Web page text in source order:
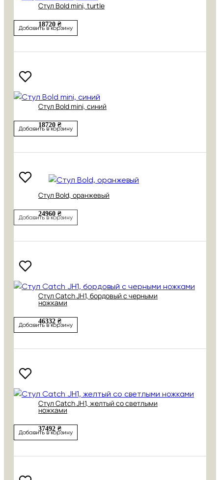
Стул Bold mini, turtle
18720 ₴
Добавить в корзину
Стул Bold mini, синий
18720 ₴
Добавить в корзину
Стул Bold, оранжевый
24960 ₴
Добавить в корзину
Стул Catch JH1, бордовый с черными
ножками
46332 ₴
Добавить в корзину
Стул Catch JH1, желтый со светлыми
ножками
37492 ₴
Добавить в корзину